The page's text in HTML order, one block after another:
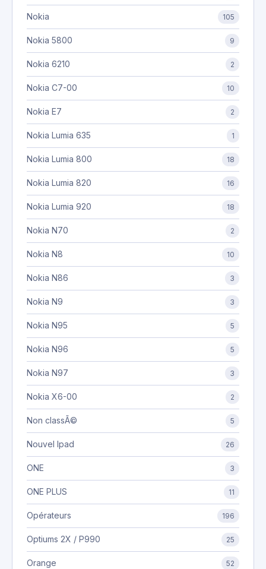
Nokia 105
Nokia 5800 9
Nokia 6210 2
Nokia C7-00 10
Nokia E7 2
Nokia Lumia 635 1
Nokia Lumia 800 18
Nokia Lumia 820 16
Nokia Lumia 920 18
Nokia N70 2
Nokia N8 10
Nokia N86 3
Nokia N9 3
Nokia N95 5
Nokia N96 5
Nokia N97 3
Nokia X6-00 2
Non classÃ© 5
Nouvel Ipad 26
ONE 3
ONE PLUS 11
Opérateurs 196
Optiums 2X / P990 25
Orange 52